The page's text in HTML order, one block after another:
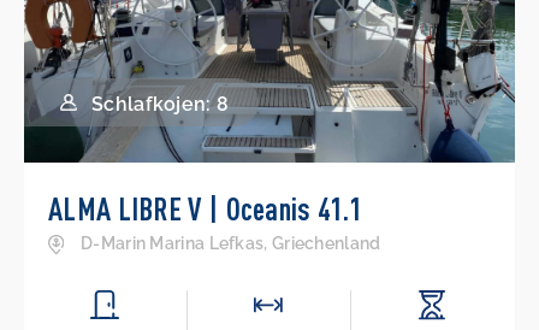
Schlafkojen: 8
ALMA LIBRE V | Oceanis 41.1
D-Marin Marina Lefkas, Griechenland